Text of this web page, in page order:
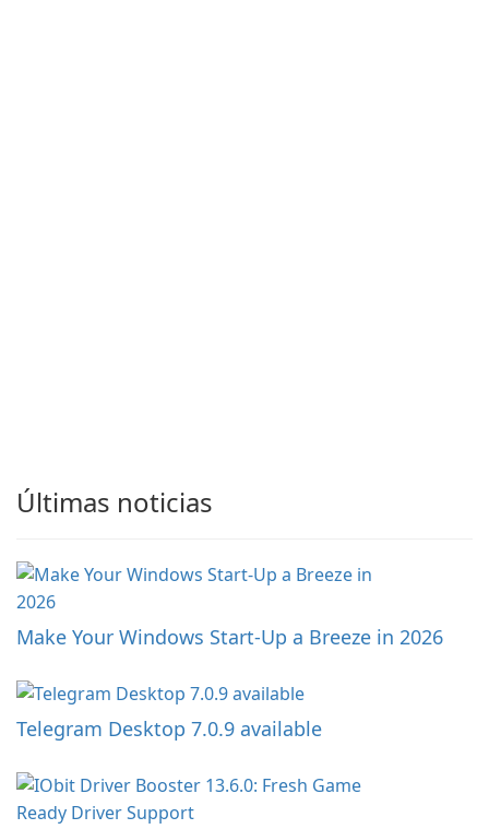
Últimas noticias
Make Your Windows Start-Up a Breeze in 2026
Telegram Desktop 7.0.9 available